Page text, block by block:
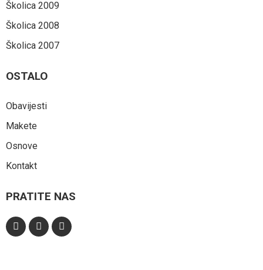
Školica 2009
Školica 2008
Školica 2007
OSTALO
Obavijesti
Makete
Osnove
Kontakt
PRATITE NAS